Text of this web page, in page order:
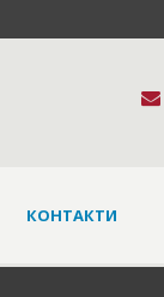
КОНТАКТИ